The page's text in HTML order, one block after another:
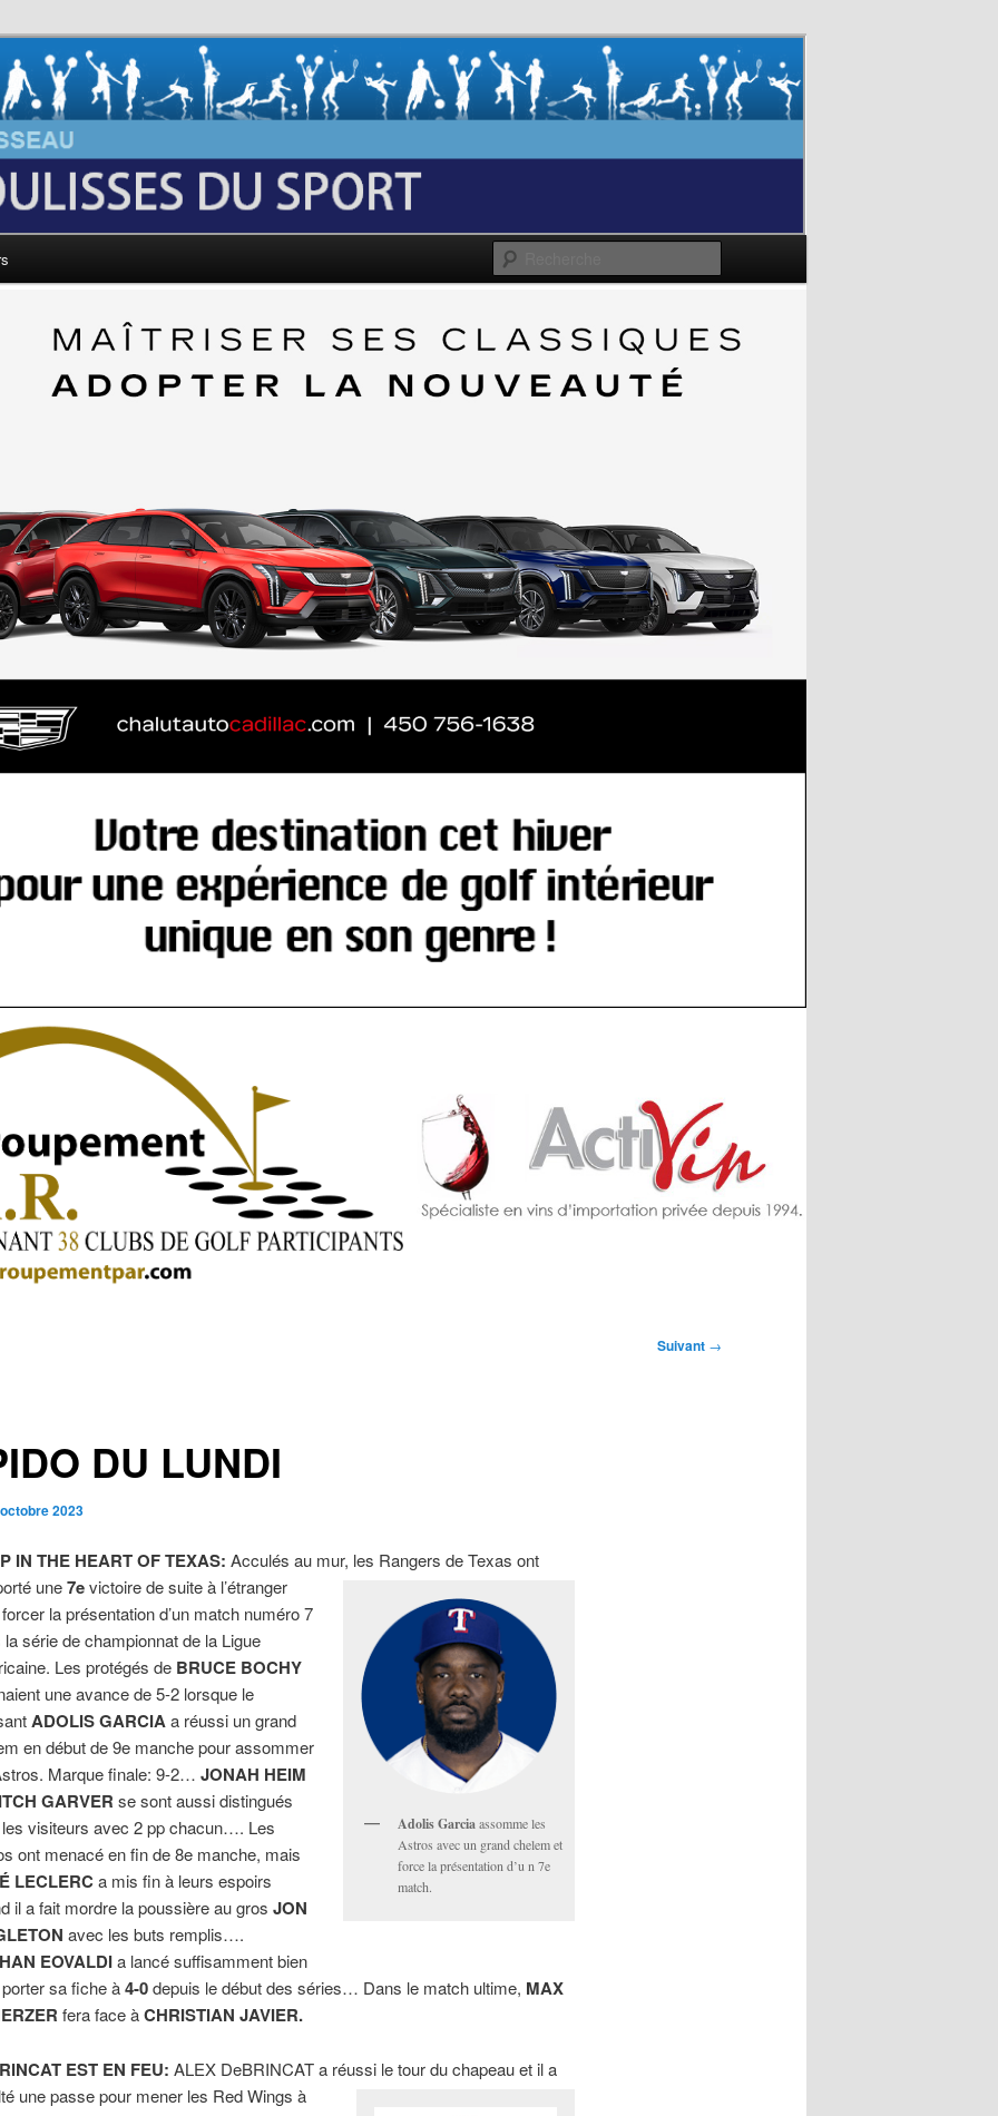
Les Coulisses du Sport
Suivant →
DU LUNDI
2023
IN THE HEART OF TEXAS:Acculés au mur, les Rangers de Texas ont
Adolis Garciaassomme les
Astros avec un grand chelem et
force la présentation d’u n 7e
match.
une7evictoire de suite à l’étranger
la présentation d’un match numéro 7
la série de championnat de la Ligue
Les protégés de BRUCE BOCHY
une avance de 5-2 lorsque le
ADOLIS GARCIAa réussi un grand
en début de 9e manche pour assommer
Marque finale: 9-2…JONAH HEIM
GARVER se sont aussi distingués
visiteurs avec 2 pp chacun…. Les
ont menacé en fin de 8e manche, mais
LECLERCa mis fin à leurs espoirs
il a fait mordre la poussière au grosJON
avec les buts remplis….
EOVALDIa lancé suffisamment bien
sa fiche à4-0depuis le début des séries… Dans le match ultime, MAX
fera face àCHRISTIAN JAVIER.
EST EN FEU:ALEX DeBRINCAT a réussi le tour du chapeau et il a
une passe pour mener les Red Wings à